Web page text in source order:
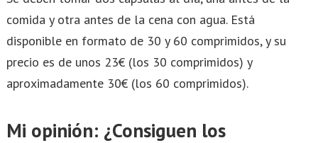
comida y otra antes de la cena con agua. Está
disponible en formato de 30 y 60 comprimidos, y su
precio es de unos 23€ (los 30 comprimidos) y
aproximadamente 30€ (los 60 comprimidos).
Mi opinión: ¿Consiguen los